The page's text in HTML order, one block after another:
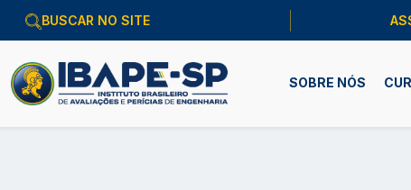
SOBRE NÓS